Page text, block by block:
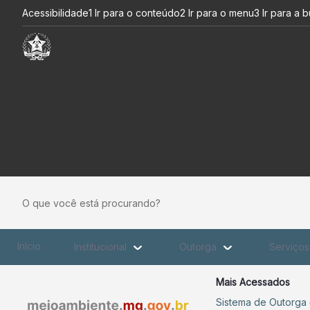
Pular para o Conteúdo principal
Diálogos com o Sisema
Acessibilidade1 Ir para o conteúdo2 Ir para o menu3 Ir para a
O que você está procurando?
Início Institucional Outorga Serviços
Mais Acessados